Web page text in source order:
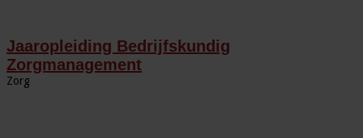
Jaaropleiding Bedrijfskundig
Zorgmanagement
Zorg